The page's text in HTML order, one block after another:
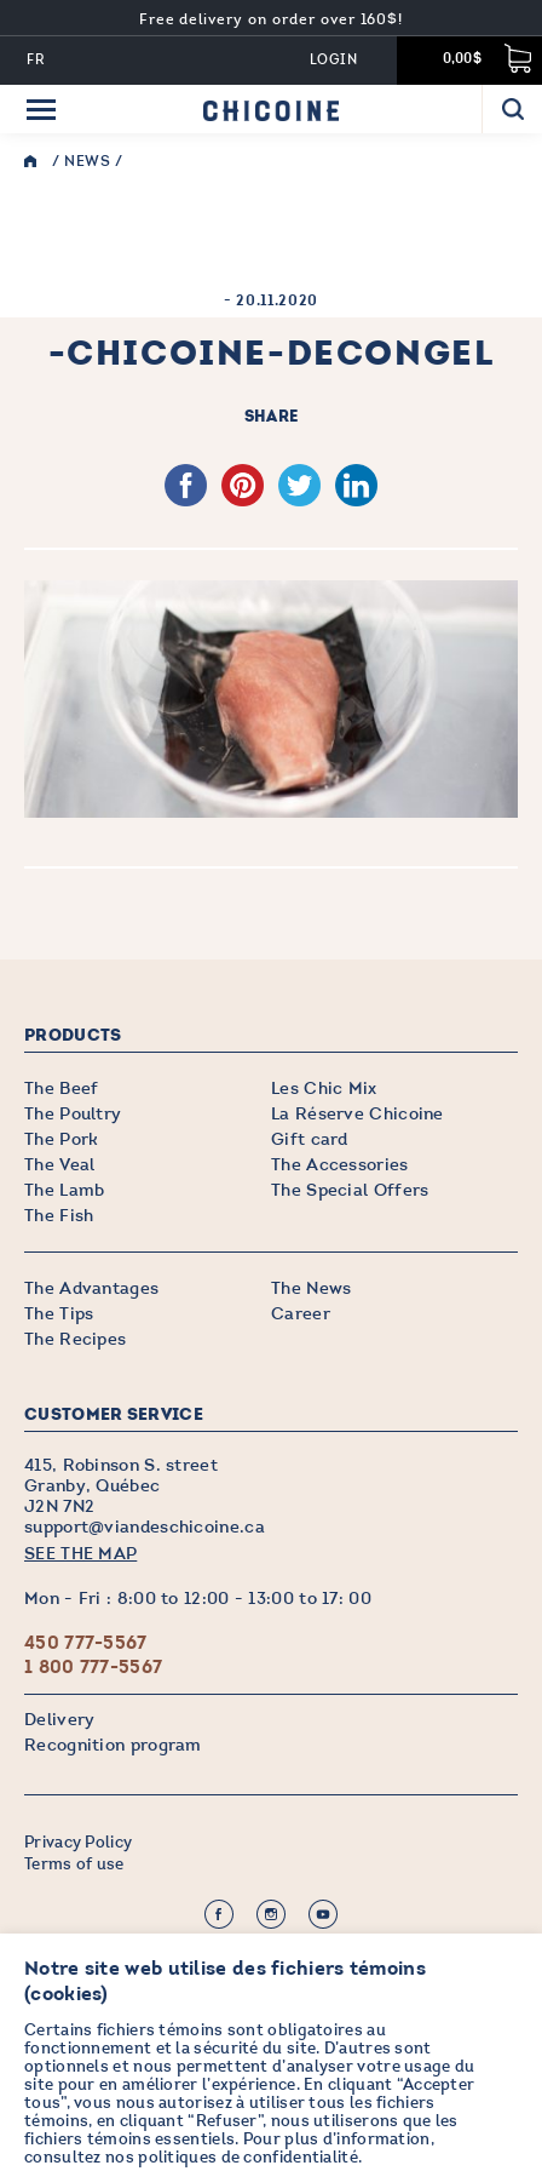
FR
Free delivery on order over 160$!
0,00$
LOGIN
/ NEWS /
-20.11.2020
-CHICOINE-DECONGEL
SHARE
PRODUCTS
The Beef
The Poultry
The Pork
The Veal
The Lamb
The Fish
Les Chic Mix
La Réserve Chicoine
Gift card
The Accessories
The Special Offers
The Advantages
The Tips
The Recipes
The News
Career
CUSTOMER SERVICE
415, Robinson S. street
Granby, Québec
J2N 7N2
support@viandeschicoine.ca
SEE THE MAP
Mon - Fri : 8:00 to 12:00 - 13:00 to 17: 00
450 777-5567
1 800 777-5567
Delivery
Recognition program
Credit:Zen Branding, Design & Com.
Privacy Policy
Terms of use
STAY IN TOUCH
WITH OUR NEWSLETTER
Notre site web utilise des fichiers témoins
(cookies)
Certains fichiers témoins sont obligatoires au
fonctionnement et la sécurité du site. D’autres sont
optionnels et nous permettent d’analyser votre usage du
site pour en améliorer l’expérience. En cliquant “Accepter
tous”, vous nous autorisez à utiliser tous les fichiers
témoins, en cliquant “Refuser”, nous utiliserons que les
fichiers témoins essentiels. Pour plus d’information,
consultez nospolitiques de confidentialité.